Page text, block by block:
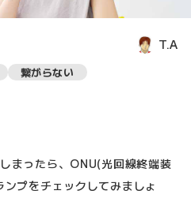
T.A
繋がらない
まったら、ONU(光回線終端装
プをチェックしてみましょ